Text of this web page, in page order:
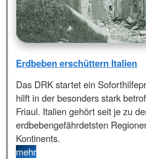
Erdbeben erschüttern Italien
Das DRK startet ein
hilft in der besonders stark
Friaul. Italien gehört seit je zu
erdbebengefährdetsten
Kontinents.
mehr